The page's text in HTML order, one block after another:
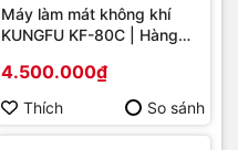
Máy làm mát không khí
KUNGFU KF-80C | Hàng
4.500.000₫
Thích So sánh